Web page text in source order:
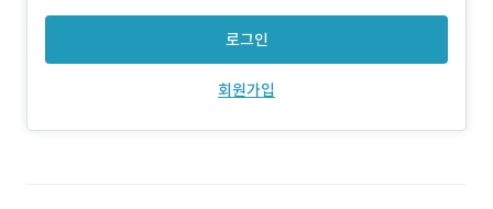
로그인
회원가입